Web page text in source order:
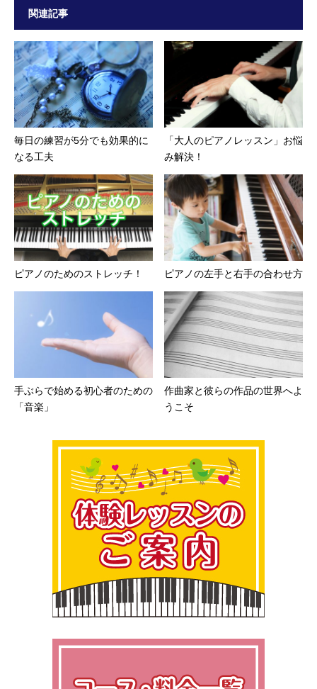
関連記事
毎日の練習が5分でも効果的に
なる工夫
「大人のピアノレッスン」お悩
み解決！
ピアノのためのストレッチ！ ピアノの左手と右手の合わせ方
手ぶらで始める初心者のための
「音楽」
作曲家と彼らの作品の世界へよ
うこそ